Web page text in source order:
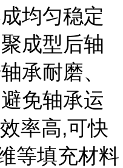
均匀稳定
成型后轴
承耐磨、
免轴承运
率高,可快
等填充材料